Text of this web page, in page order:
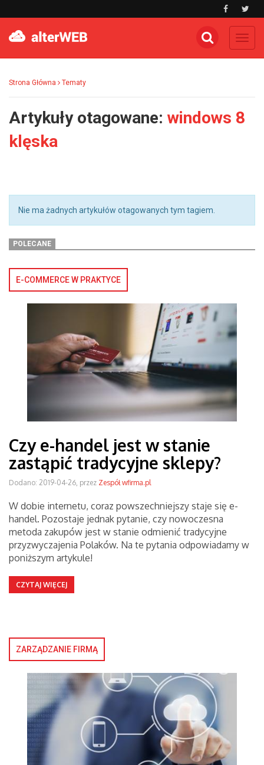
Strona Główna Tematy
Artykuły otagowane: windows 8
klęska
Nie ma żadnych artykułów otagowanych tym tagiem.
POLECANE
E-COMMERCE W PRAKTYCE
Czy e-handel jest w stanie
zastąpić tradycyjne sklepy?
Dodano: 2019-04-26, przez Zespół wfirma.pl
W dobie internetu, coraz powszechniejszy staje się e-
handel. Pozostaje jednak pytanie, czy nowoczesna
metoda zakupów jest w stanie odmienić tradycyjne
przyzwyczajenia Polaków. Na te pytania odpowiadamy w
poniższym artykule!
CZYTAJ WIĘCEJ
ZARZĄDZANIE FIRMĄ